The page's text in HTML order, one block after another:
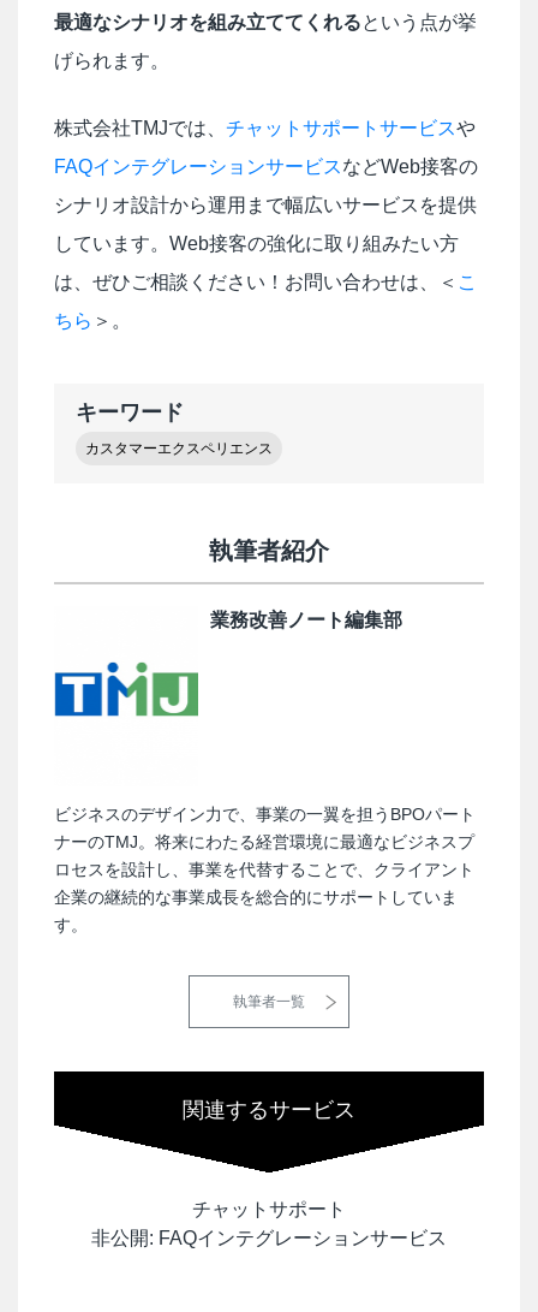
最適なシナリオを組み立ててくれるという点が挙
げられます。
株式会社TMJでは、 チャットサポートサービスや
FAQインテグレーションサービスなどWeb接客の
シナリオ設計から運用まで幅広いサービスを提供
しています。Web接客の強化に取り組みたい方
は、ぜひご相談ください！お問い合わせは、＜ こ
ちら ＞。
キーワード
カスタマーエクスペリエンス
執筆者紹介
業務改善ノート編集部
ビジネスのデザイン力で、事業の一翼を担うBPOパート
ナーのTMJ。将来にわたる経営環境に最適なビジネスプ
ロセスを設計し、事業を代替することで、クライアント
企業の継続的な事業成長を総合的にサポートしていま
す。
執筆者一覧
関連するサービス
チャットサポート
非公開: FAQインテグレーションサービス